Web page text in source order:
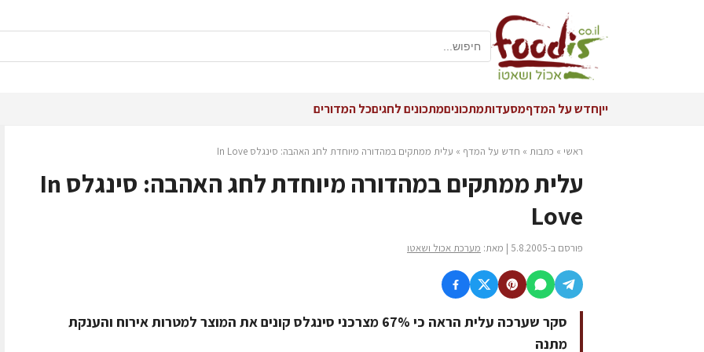
ייןחדש על המדףמסעדותמתכוניםמתכונים לחגיםכל המדורים
ראשי » כתבות » חדש על המדף » עלית ממתקים במהדורה מיוחדת לחג האהבה: סינגלס In Love
עלית ממתקים במהדורה מיוחדת לחג האהבה: סינגלס In
Love
פורסם ב-5.8.2005 | מאת: מערכת אכול ושאטו
סקר שערכה עלית הראה כי 67% מצרכני סינגלס קונים את המוצר למטרות אירוח והענקת
מתנה